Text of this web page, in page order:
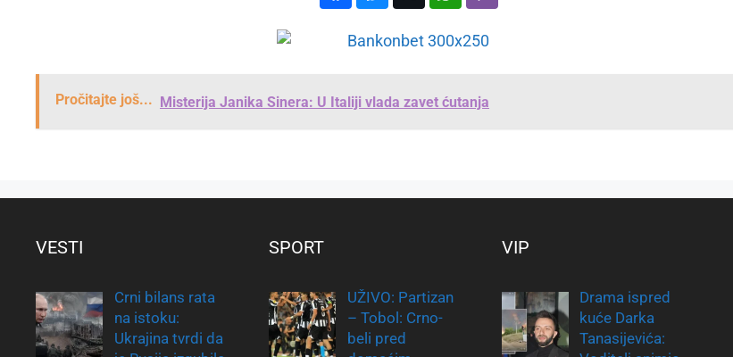
Pročitajte još... Misterija Janika Sinera: U Italiji vlada zavet ćutanja
VESTI
Crni bilans rata
na istoku:
Ukrajina tvrdi da
SPORT
UŽIVO: Partizan
– Tobol: Crno-
beli pred
VIP
Drama ispred
kuće Darka
Tanasijevića: